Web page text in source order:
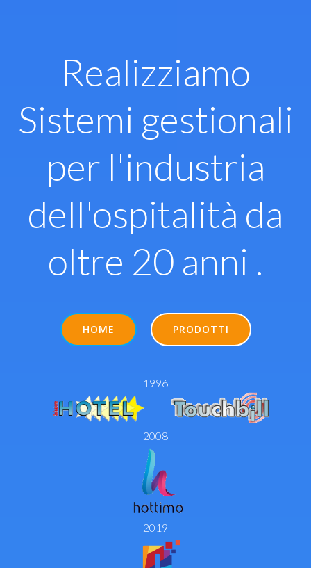
Realizziamo
Sistemi gestionali
per l'industria
dell'ospitalità da
oltre 20 anni .
HOME PRODOTTI
1996
2008
2019